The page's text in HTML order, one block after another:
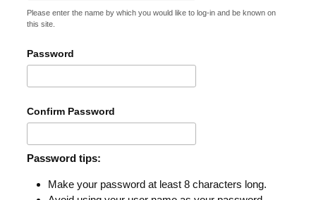
Please enter the name by which you would like to log-in and be known on
this site.
Password
Confirm Password
Password tips:
Make your password at least 8 characters long.